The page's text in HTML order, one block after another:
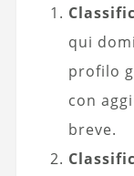
qui
profilo
con
breve.